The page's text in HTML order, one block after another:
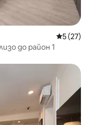
Средна
5 (27)
до район 1